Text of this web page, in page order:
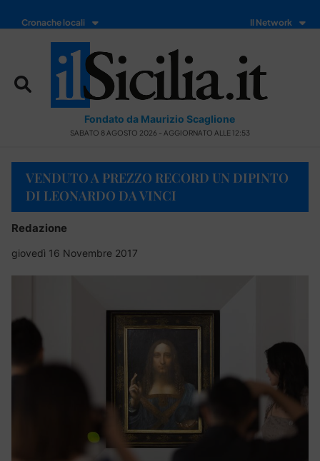
Cronache locali Il Network
Fondato da Maurizio Scaglione
SABATO 8 AGOSTO 2026 - AGGIORNATO ALLE 12:53
VENDUTO A PREZZO RECORD UN DIPINTO
DI LEONARDO DA VINCI
Redazione
giovedì 16 Novembre 2017